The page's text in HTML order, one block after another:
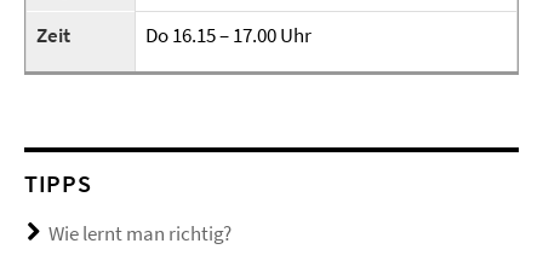
Zeit
Do 16.15 – 17.00 Uhr
TIPPS
Wie lernt man richtig?